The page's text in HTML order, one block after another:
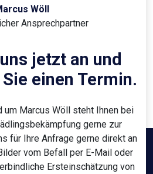
Wöll
Ansprechpartner
jetzt an und
einen Termin.
um Marcus Wöll steht Ihnen bei
gerne zur
für Ihre Anfrage gerne direkt an
vom Befall per E-Mail oder
Ersteinschätzung von